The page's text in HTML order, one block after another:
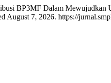
BP3MF Dalam Mewujudkan
August 7, 2026. https://